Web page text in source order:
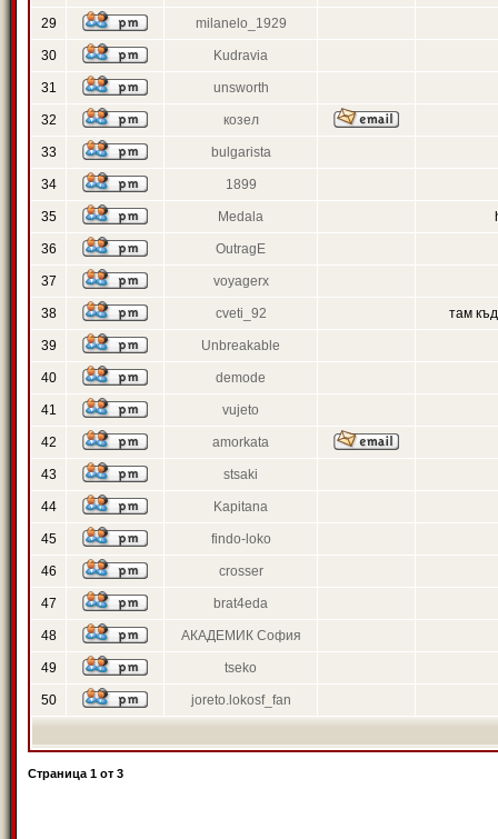
29 milanelo_1929
30 Kudravia
31 unsworth
32 козел
33 bulgarista
34 1899
35 Medala
36 OutragE
37 voyagerx
38 cveti_92 там
39 Unbreakable
40 demode
41 vujeto
42 amorkata
43 stsaki
44 Kapitana
45 findo-loko
46 crosser
47 brat4eda
48 АКАДЕМИК София
49 tseko
50 joreto.lokosf_fan
Страница 1 от 3